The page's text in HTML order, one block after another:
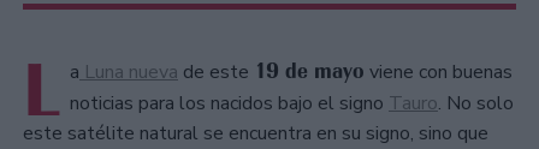
L a Luna nueva de este 19 de mayo viene con buenas
noticias para los nacidos bajo el signo Tauro. No solo
este satélite natural se encuentra en su signo, sino que